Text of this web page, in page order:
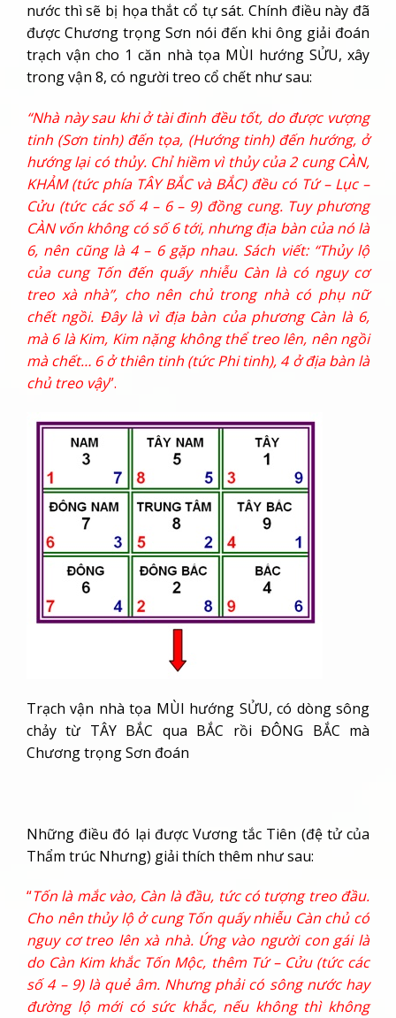
nước thì sẽ bị họa thắt cổ tự sát. Chính điều này đã
được Chương trọng Sơn nói đến khi ông giải đoán
trạch vận cho 1 căn nhà tọa MÙI hướng SỬU, xây
trong vận 8, có người treo cổ chết như sau:
“Nhà này sau khi ở tài đinh đều tốt, do được vượng
tinh (Sơn tinh) đến tọa, (Hướng tinh) đến hướng, ở
hướng lại có thủy. Chỉ hiềm vì thủy của 2 cung CÀN,
KHẢM (tức phía TÂY BẮC và BẮC) đều có Tứ – Lục –
Cửu (tức các số 4 – 6 – 9) đồng cung. Tuy phương
CÀN vốn không có số 6 tới, nhưng địa bàn của nó là
6, nên cũng là 4 – 6 gặp nhau. Sách viết: “Thủy lộ
của cung Tốn đến quấy nhiễu Càn là có nguy cơ
treo xà nhà”, cho nên chủ trong nhà có phụ nữ
chết ngồi. Đây là vì địa bàn của phương Càn là 6,
mà 6 là Kim, Kim nặng không thể treo lên, nên ngồi
mà chết… 6 ở thiên tinh (tức Phi tinh), 4 ở địa bàn là
chủ treo vậy”.
Trạch vận nhà tọa MÙI hướng SỬU, có dòng sông
chảy từ TÂY BẮC qua BẮC rồi ĐÔNG BẮC mà
Chương trọng Sơn đoán
Những điều đó lại được Vương tắc Tiên (đệ tử của
Thẩm trúc Nhưng) giải thích thêm như sau:
“Tốn là mắc vào, Càn là đầu, tức có tượng treo đầu.
Cho nên thủy lộ ở cung Tốn quấy nhiễu Càn chủ có
nguy cơ treo lên xà nhà. Ứng vào người con gái là
do Càn Kim khắc Tốn Mộc, thêm Tứ – Cửu (tức các
số 4 – 9) là quẻ âm. Nhưng phải có sông nước hay
đường lộ mới có sức khắc, nếu không thì không